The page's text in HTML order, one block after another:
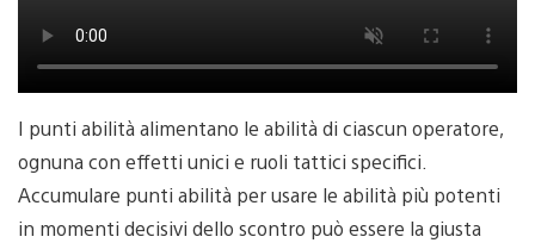
I punti abilità alimentano le abilità di ciascun operatore,
ognuna con effetti unici e ruoli tattici specifici.
Accumulare punti abilità per usare le abilità più potenti
in momenti decisivi dello scontro può essere la giusta